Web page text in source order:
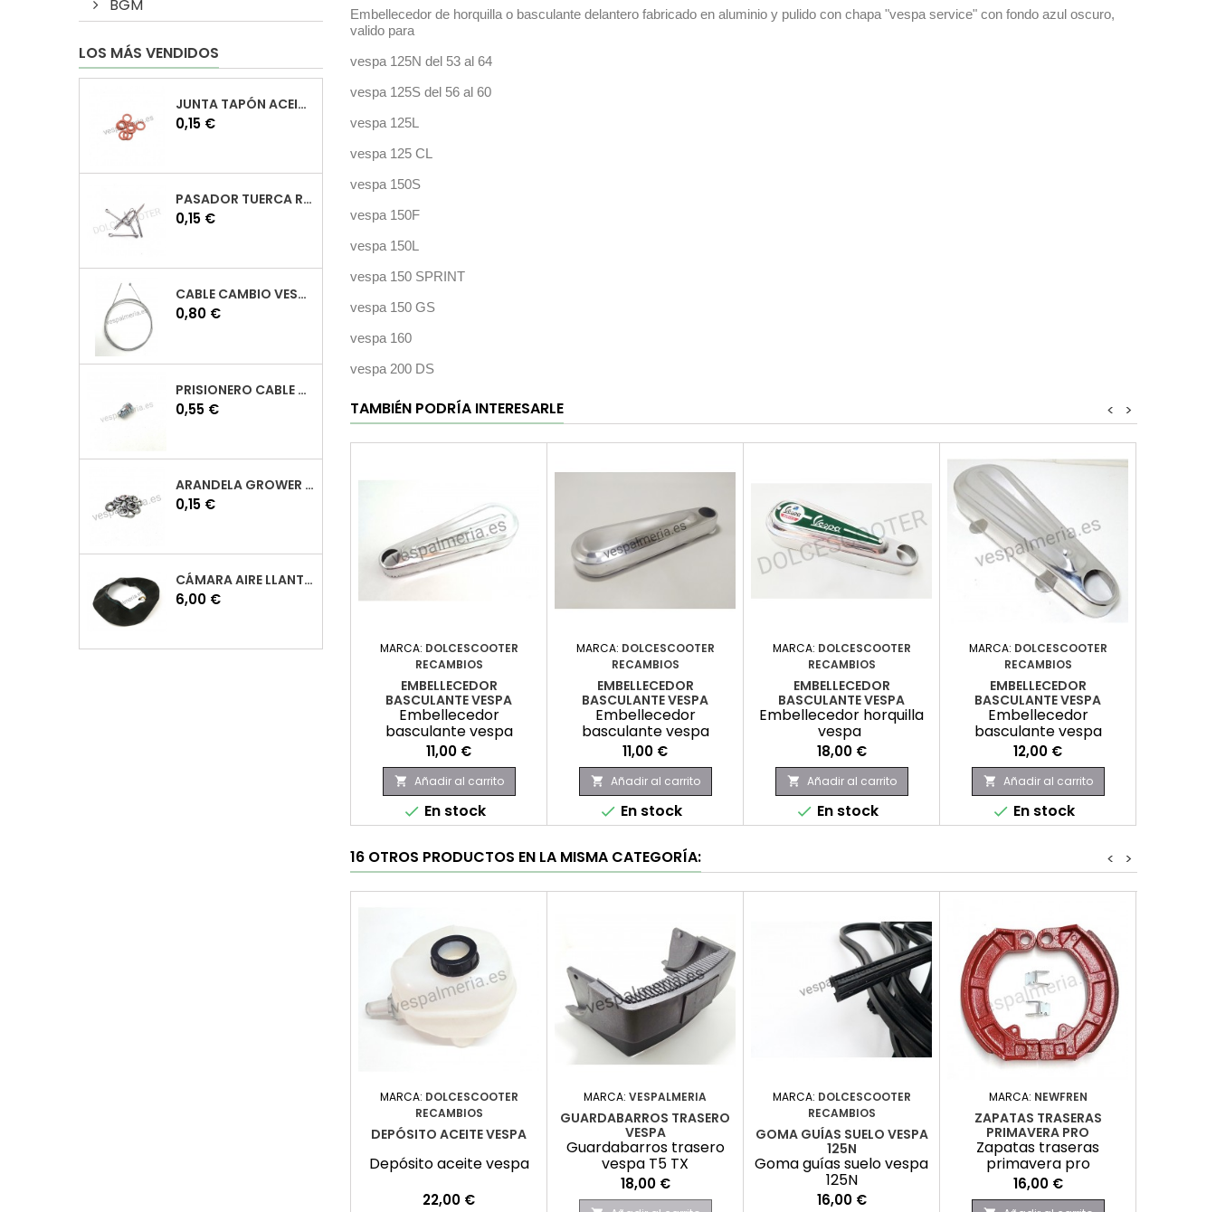
BGM
LOS MÁS VENDIDOS
JUNTA TAPÓN ACEITE VESPA
Precio
0,15 €
PASADOR TUERCA RUEDA VESPA
Precio
0,15 €
CABLE CAMBIO VESPA
Precio
0,80 €
PRISIONERO CABLE CAMBIO VESPA
Precio
0,55 €
ARANDELA GROWER M7 INOX VESPA
Precio
0,15 €
CÁMARA AIRE LLANTA 10 VESPA
Precio
6,00 €
Embellecedor de horquilla o basculante delantero fabricado en aluminio y pulido con chapa "vespa service" con fondo azul oscuro,
valido para
vespa 125N del 53 al 64
vespa 125S del 56 al 60
vespa 125L
vespa 125 CL
vespa 150S
vespa 150F
vespa 150L
vespa 150 SPRINT
vespa 150 GS
vespa 160
vespa 200 DS
TAMBIÉN PODRÍA INTERESARLE >
<
MARCA: DOLCESCOOTER
RECAMBIOS
EMBELLECEDOR
BASCULANTE VESPA
Embellecedor
basculante vespa
Precio
11,00 €
 Añadir al carrito
 En stock
MARCA: DOLCESCOOTER
RECAMBIOS
EMBELLECEDOR
BASCULANTE VESPA
Embellecedor
basculante vespa
Precio
11,00 €
 Añadir al carrito
 En stock
MARCA: DOLCESCOOTER
RECAMBIOS
EMBELLECEDOR
BASCULANTE VESPA
Embellecedor horquilla
vespa
Precio
18,00 €
 Añadir al carrito
 En stock
MARCA: DOLCESCOOTER
RECAMBIOS
EMBELLECEDOR
BASCULANTE VESPA
Embellecedor
basculante vespa
Precio
12,00 €
 Añadir al carrito
 En stock
16 OTROS PRODUCTOS EN LA MISMA CATEGORÍA: >
<
MARCA: DOLCESCOOTER
RECAMBIOS
DEPÓSITO ACEITE VESPA
Depósito aceite vespa
Precio
22,00 €
MARCA: VESPALMERIA
GUARDABARROS TRASERO
VESPA
Guardabarros trasero
vespa T5 TX
Precio
18,00 €
MARCA: DOLCESCOOTER
RECAMBIOS
GOMA GUÍAS SUELO VESPA
125N
Goma guías suelo vespa
125N
Precio
16,00 €
MARCA: NEWFREN
ZAPATAS TRASERAS
PRIMAVERA PRO
Zapatas traseras
primavera pro
Precio
16,00 €